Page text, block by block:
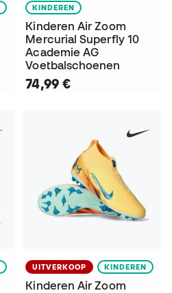
KINDEREN
Kinderen Air Zoom
Mercurial Superfly 10
Academie AG
Voetbalschoenen
74,99 €
UITVERKOOP KINDEREN
Kinderen Air Zoom